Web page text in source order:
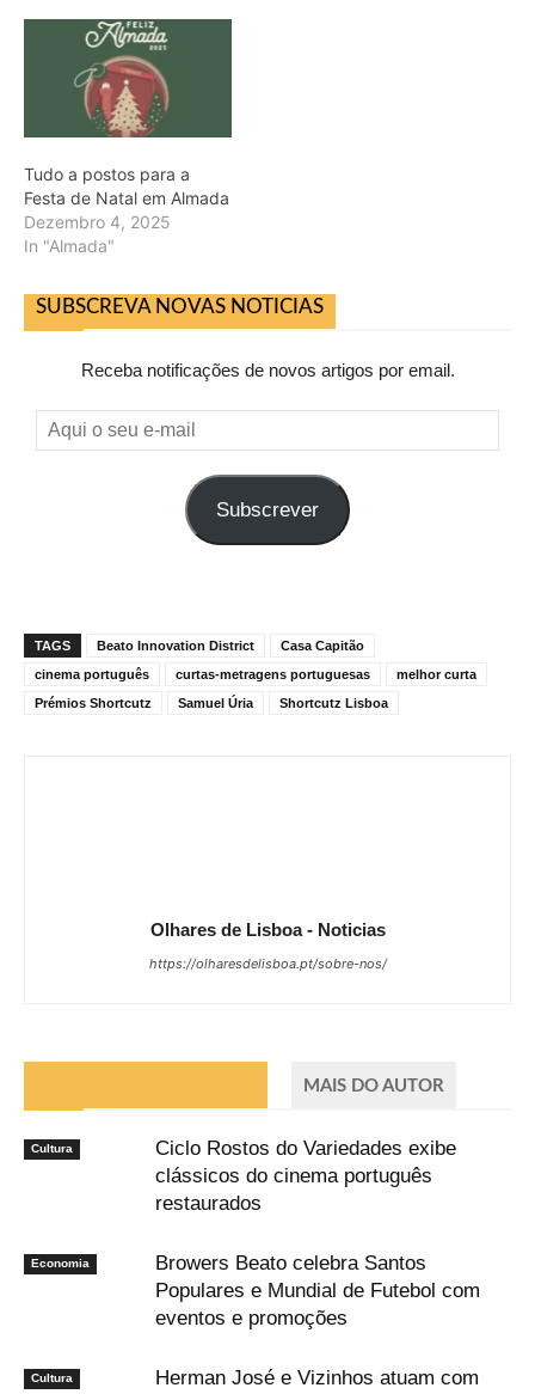
Tudo a postos para a
Festa de Natal em Almada
Dezembro 4, 2025
In "Almada"
SUBSCREVA NOVAS NOTICIAS
Receba notificações de novos artigos por email.
Aqui
o
Subscrever
TAGS Beato Innovation District
Casa Capitão
cinema português
curtas-metragens portuguesas
melhor curta
Prémios Shortcutz
Samuel Úria Shortcutz Lisboa
Olhares de Lisboa - Noticias
https://olharesdelisboa.pt/sobre-nos/
MAIS DO AUTOR
Cultura
Ciclo Rostos do Variedades exibe
clássicos do cinema português
restaurados
Economia
Browers Beato celebra Santos
Populares e Mundial de Futebol com
eventos e promoções
Cultura Herman José e Vizinhos atuam com